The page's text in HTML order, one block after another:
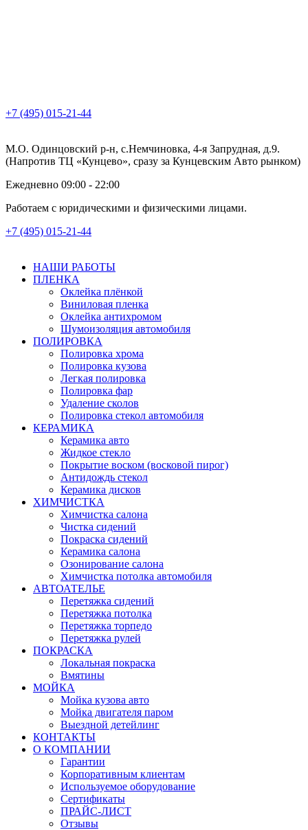
+7 (495) 015-21-44
М.О. Одинцовский р-н, с.Немчиновка, 4-я Запрудная, д.9.
(Напротив ТЦ «Кунцево», сразу за Кунцевским Авто рынком)
Ежедневно 09:00 - 22:00
Работаем с юридическими и физическими лицами.
+7 (495) 015-21-44
НАШИ РАБОТЫ
ПЛЕНКА
Оклейка плёнкой
Виниловая пленка
Оклейка антихромом
Шумоизоляция автомобиля
ПОЛИРОВКА
Полировка хрома
Полировка кузова
Легкая полировка
Полировка фар
Удаление сколов
Полировка стекол автомобиля
КЕРАМИКА
Керамика авто
Жидкое стекло
Покрытие воском (восковой пирог)
Антидождь стекол
Керамика дисков
ХИМЧИСТКА
Химчистка салона
Чистка сидений
Покраска сидений
Керамика салона
Озонирование салона
Химчистка потолка автомобиля
АВТОАТЕЛЬЕ
Перетяжка сидений
Перетяжка потолка
Перетяжка торпедо
Перетяжка рулей
ПОКРАСКА
Локальная покраска
Вмятины
МОЙКА
Мойка кузова авто
Мойка двигателя паром
Выездной детейлинг
КОНТАКТЫ
О КОМПАНИИ
Гарантии
Корпоративным клиентам
Используемое оборудование
Сертификаты
ПРАЙС-ЛИСТ
Отзывы